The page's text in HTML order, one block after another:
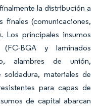
la distribución a
finales (comunicaciones,
Los principales insumos
(FC-BGA y laminados
alambres de unión,
materiales de
para capas de
de capital abarcan